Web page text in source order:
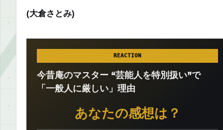
(大倉さとみ)
REACTION
今昔庵のマスター “芸能人を特別扱い”で
「一般人に厳しい」理由
あなたの感想は？